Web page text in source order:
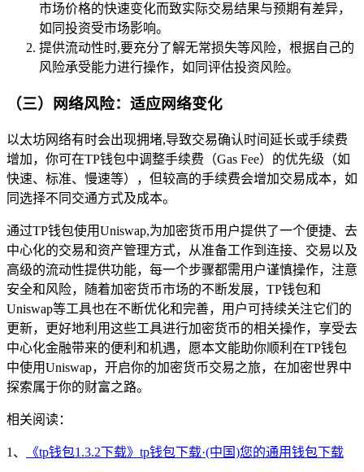
市场价格的快速变化而致实际交易结果与预期有差异，
如同投资受市场影响。
提供流动性时,要充分了解无常损失等风险，根据自己的
风险承受能力进行操作，如同评估投资风险。
（三）网络风险：适应网络变化
以太坊网络有时会出现拥堵,导致交易确认时间延长或手续费
增加，你可在TP钱包中调整手续费（Gas Fee）的优先级（如
快速、标准、慢速等），但较高的手续费会增加交易成本，如
同选择不同交通方式及成本。
通过TP钱包使用Uniswap,为加密货币用户提供了一个便捷、去
中心化的交易和资产管理方式，从准备工作到连接、交易以及
高级的流动性提供功能，每一个步骤都需用户谨慎操作，注意
安全和风险，随着加密货币市场的不断发展，TP钱包和
Uniswap等工具也在不断优化和完善，用户可持续关注它们的
更新，更好地利用这些工具进行加密货币的相关操作，享受去
中心化金融带来的便利和机遇，愿本文能助你顺利在TP钱包
中使用Uniswap，开启你的加密货币交易之旅，在加密世界中
探索属于你的财富之路。
相关阅读：
1、 《tp钱包1.3.2下载》tp钱包下载·(中国)您的通用钱包下载